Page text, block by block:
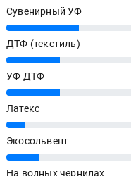
Сувенирный УФ
27%
ДТФ (текстиль)
20%
УФ ДТФ
20%
Латекс
7%
Экосольвент
12%
На водных чернилах